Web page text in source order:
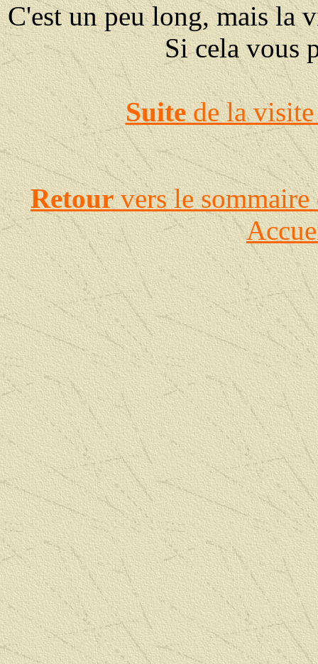
C'est un peu long, mais la
Si cela vous
Suitede la visite
Retourvers le sommaire